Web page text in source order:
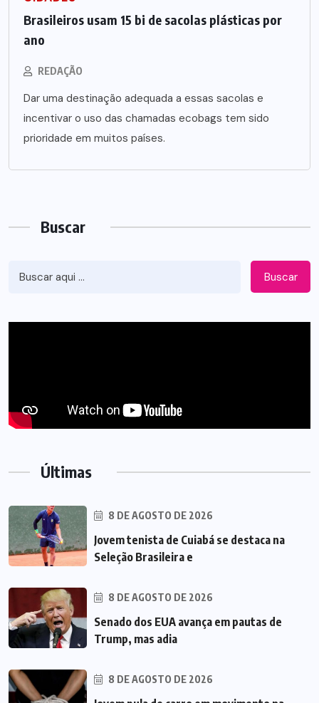
Brasileiros usam 15 bi de sacolas plásticas por
ano
REDAÇÃO
Dar uma destinação adequada a essas sacolas e
incentivar o uso das chamadas ecobags tem sido
prioridade em muitos países.
Buscar
Buscar
Últimas
8 DE AGOSTO DE 2026
Jovem tenista de Cuiabá se destaca na
Seleção Brasileira e
8 DE AGOSTO DE 2026
Senado dos EUA avança em pautas de
Trump, mas adia
8 DE AGOSTO DE 2026